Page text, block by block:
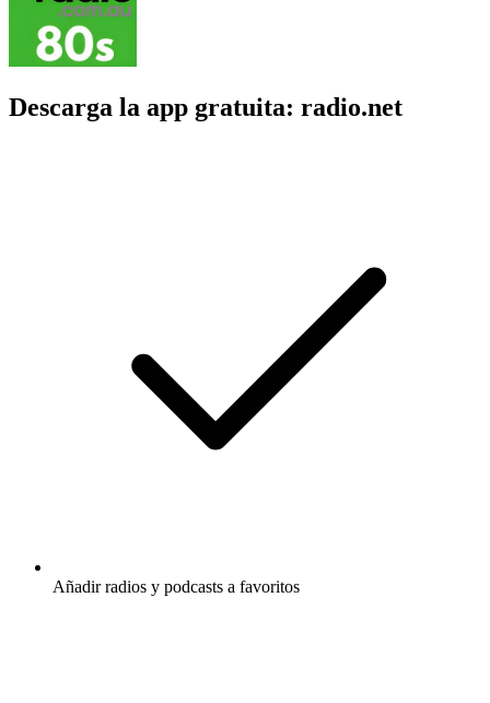
Descarga la app gratuita: radio.net
Añadir radios y podcasts a favoritos